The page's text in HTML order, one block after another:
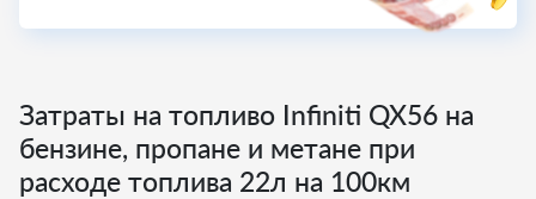
Затраты на топливо Infiniti QX56 на
бензине, пропане и метане при
расходе топлива 22л на 100км